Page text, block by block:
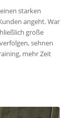
starken
angeht. War
große
sehnen
mehr Zeit